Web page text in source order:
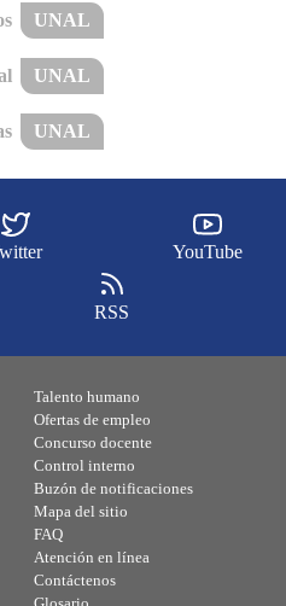
UNAL
UNAL
UNAL
YouTube
RSS
Talento humano
Ofertas de empleo
Concurso docente
Control interno
Buzón de notificaciones
Mapa del sitio
FAQ
Atención en línea
Contáctenos